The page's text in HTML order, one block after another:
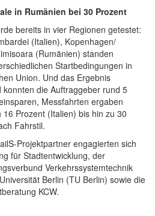
in Rumänien bei 30 Prozent
bereits in vier Regionen getestet:
(Italien), Kopenhagen/
(Rumänien) standen
Startbedingungen in
Union. Und das Ergebnis
die Auftraggeber rund 5
Messfahrten ergaben
Prozent (Italien) bis hin zu 30
Fahrstil.
Projektpartner engagierten sich
für Stadtentwicklung, der
Verkehrssystemtechnik
Berlin (TU Berlin) sowie die
KCW.